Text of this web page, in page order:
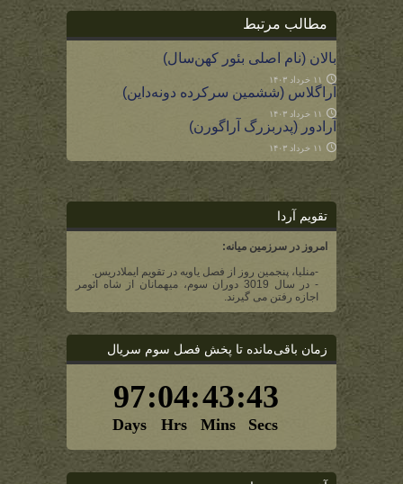
مطالب مرتبط
بالان (نام اصلی بئور کهن‌سال)
۱۱ خرداد ۱۴۰۳
آراگلاس (ششمین سرکرده دونه‌داین)
۱۱ خرداد ۱۴۰۳
آرادور (پدربزرگ آراگورن)
۱۱ خرداد ۱۴۰۳
تقویم آردا
امروز در سرزمین میانه:
-منلیا، پنجمین روز از فصل یاویه در تقویم ایملادریس.
- در سال 3019 دوران سوم، میهمانان از شاه ائومر
اجازه رفتن می گیرند.
زمان باقی‌مانده تا پخش فصل سوم سریال